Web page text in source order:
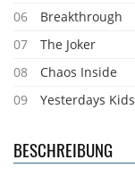
06
Breakthrough
07
The Joker
08
Chaos Inside
09
Yesterdays Kids
BESCHREIBUNG